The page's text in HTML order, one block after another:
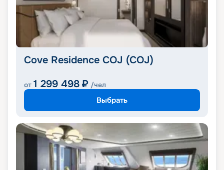
Cove Residence COJ (COJ)
от 1 299 498 ₽ /чел
Выбрать